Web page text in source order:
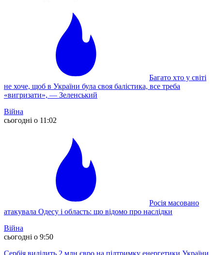
Багато хто у світі
не хоче, щоб в України була своя балістика, все треба
«вигризати», — Зеленський
Війна
сьогодні о 11:02
Росія масовано
атакувала Одесу і область: що відомо про наслідки
Війна
сьогодні о 9:50